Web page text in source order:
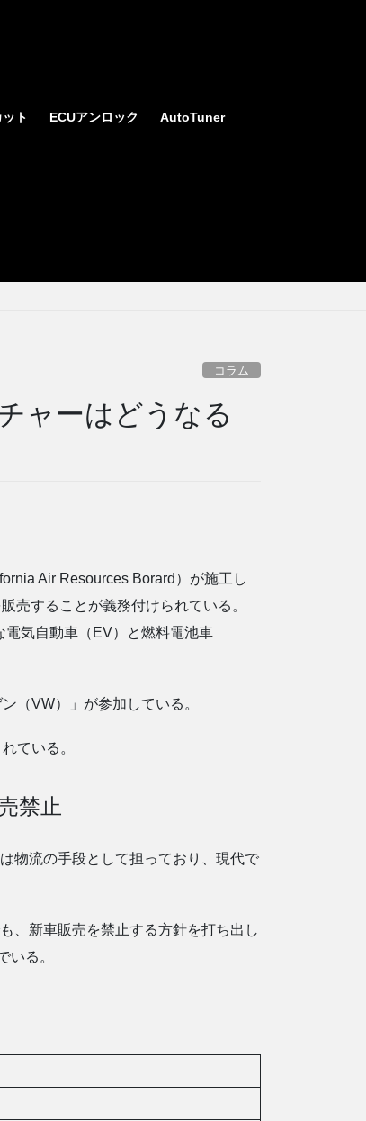
ト ECUアンロック AutoTuner
コラム
ャーはどうなる
Air Resources Borard）が施工し
売することが義務付けられている。
気自動車（EV）と燃料電池車
（VW）」が参加している。
ている。
禁止
物流の手段として担っており、現代で
、新車販売を禁止する方針を打ち出し
いる。